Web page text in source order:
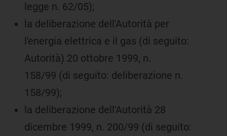
legge n. 62/05);
la deliberazione dell'Autorità per
l'energia elettrica e il gas (di seguito:
Autorità) 20 ottobre 1999, n.
158/99 (di seguito: deliberazione n.
158/99);
la deliberazione dell'Autorità 28
dicembre 1999, n. 200/99 (di seguito: